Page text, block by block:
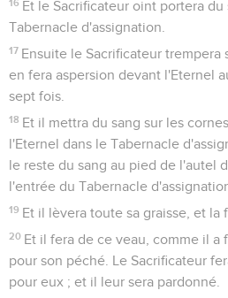
16 Et le Sacrificateur oint portera
Tabernacle d'assignation.
17 Ensuite le Sacrificateur trempera
en fera aspersion devant l'Eternel
sept fois.
18 Et il mettra du sang sur les
l'Eternel dans le Tabernacle
le reste du sang au pied de l'autel
l'entrée du Tabernacle
19 Et il lèvera toute sa graisse, et la
20 Et il fera de ce veau, comme il a
pour son péché. Le Sacrificateur
pour eux ; et il leur sera pardonné.